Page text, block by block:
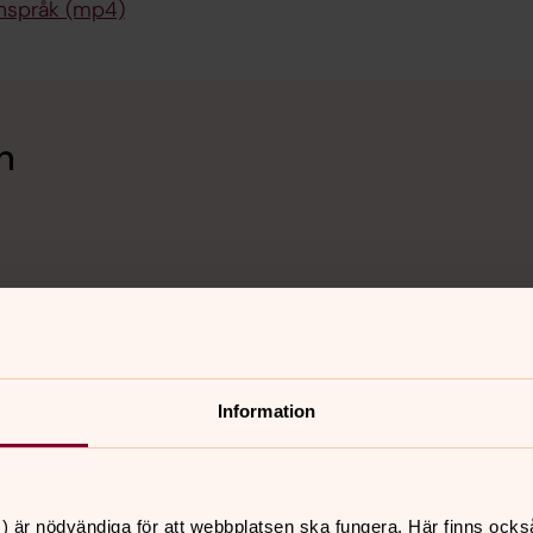
Information
är nödvändiga för att webbplatsen ska fungera. Här finns
(mp4)
someone who is in
Första
Konkreta tips som gör